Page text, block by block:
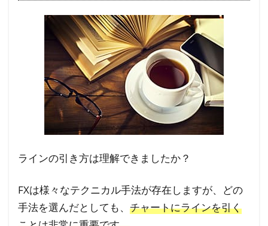
ラインの引き方は理解できましたか？
FXは様々なテクニカル手法が存在しますが、どの
手法を選んだとしても、 チャートにラインを引く